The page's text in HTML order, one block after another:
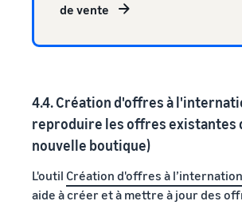
de vente
4.4. Création d'offres à
reproduire les offres existantes
nouvelle boutique)
L'outil Création d'offres à
aide à créer et à mettre à jour des